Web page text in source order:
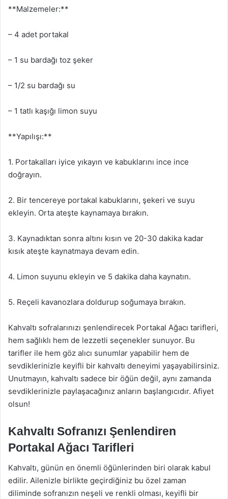
**Malzemeler:**
– 4 adet portakal
– 1 su bardağı toz şeker
– 1/2 su bardağı su
– 1 tatlı kaşığı limon suyu
**Yapılışı:**
1. Portakalları iyice yıkayın ve kabuklarını ince ince
doğrayın.
2. Bir tencereye portakal kabuklarını, şekeri ve suyu
ekleyin. Orta ateşte kaynamaya bırakın.
3. Kaynadıktan sonra altını kısın ve 20-30 dakika kadar
kısık ateşte kaynatmaya devam edin.
4. Limon suyunu ekleyin ve 5 dakika daha kaynatın.
5. Reçeli kavanozlara doldurup soğumaya bırakın.
Kahvaltı sofralarınızı şenlendirecek Portakal Ağacı tarifleri,
hem sağlıklı hem de lezzetli seçenekler sunuyor. Bu
tarifler ile hem göz alıcı sunumlar yapabilir hem de
sevdiklerinizle keyifli bir kahvaltı deneyimi yaşayabilirsiniz.
Unutmayın, kahvaltı sadece bir öğün değil, aynı zamanda
sevdiklerinizle paylaşacağınız anların başlangıcıdır. Afiyet
olsun!
Kahvaltı Sofranızı Şenlendiren
Portakal Ağacı Tarifleri
Kahvaltı, günün en önemli öğünlerinden biri olarak kabul
edilir. Ailenizle birlikte geçirdiğiniz bu özel zaman
diliminde sofranızın neşeli ve renkli olması, keyifli bir